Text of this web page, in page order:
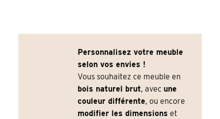
Personnalisez votre meuble
selon vos envies !
Vous souhaitez ce meuble en
bois naturel brut, avec une
couleur différente, ou encore
modifier les dimensions et